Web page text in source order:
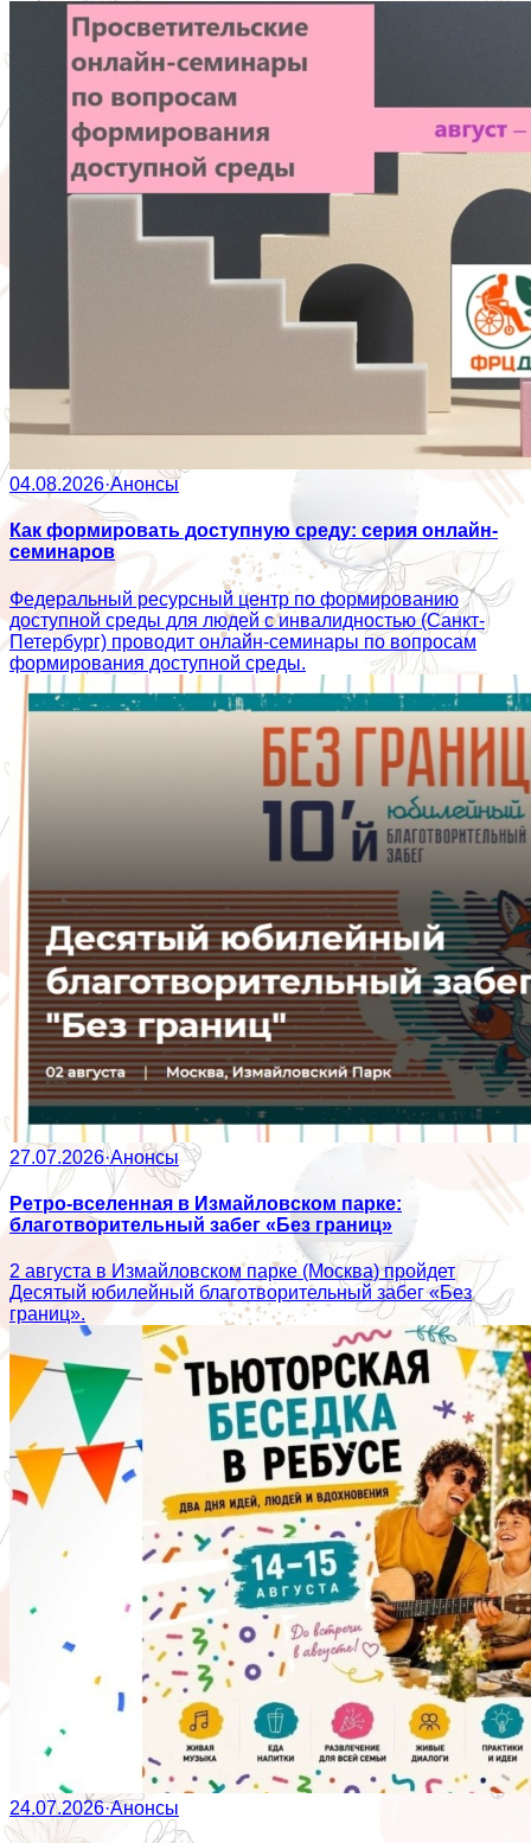
04.08.2026·Анонсы
Как формировать доступную среду: серия онлайн-
семинаров
Федеральный ресурсный центр по формированию
доступной среды для людей с инвалидностью (Санкт-
Петербург) проводит онлайн-семинары по вопросам
формирования доступной среды.
27.07.2026·Анонсы
Ретро-вселенная в Измайловском парке:
благотворительный забег «Без границ»
2 августа в Измайловском парке (Москва) пройдет
Десятый юбилейный благотворительный забег «Без
границ».
24.07.2026·Анонсы